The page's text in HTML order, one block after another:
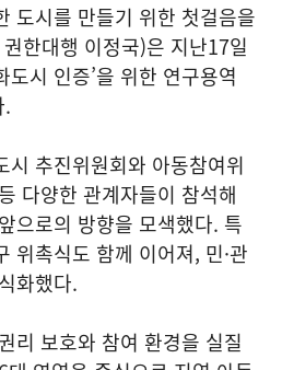
도시를 만들기 위한 첫걸음을
한대행 이정국)은 지난17일
도시 인증’을 위한 연구용역
.
시 추진위원회와 아동참여위
다양한 관계자들이 참석해
으로의 방향을 모색했다. 특
위촉식도 함께 이어져, 민·관
화했다.
리 보호와 참여 환경을 실질